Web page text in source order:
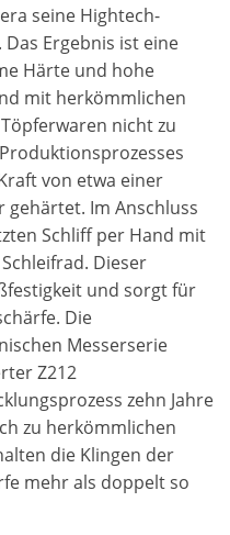
seine Hightech-
Ergebnis ist eine
Härte und hohe
mit herkömmlichen
nicht zu
von etwa einer
Im Anschluss
Schliff per Hand mit
Dieser
und sorgt für
Die
Messerserie
Z212
zehn Jahre
zu herkömmlichen
die Klingen der
mehr als doppelt so